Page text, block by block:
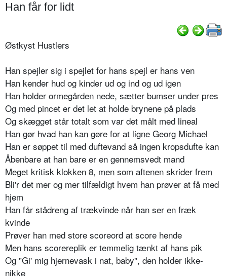
Han får for lidt
Østkyst Hustlers
Han spejler sig i spejlet for hans spejl er hans ven
Han kender hud og kinder ud og ind og ud igen
Han holder ormegården nede, sætter bumser under pres
Og med pincet er det let at holde brynene på plads
Og skægget står totalt som var det målt med lineal
Han gør hvad han kan gøre for at ligne Georg Michael
Han er søppet til med duftevand så ingen kropsdufte kan
Åbenbare at han bare er en gennemsvedt mand
Meget kritisk klokken 8, men som aftenen skrider frem
Bli'r det mer og mer tilfældigt hvem han prøver at få med
hjem
Han får stådreng af trækvinde når han ser en fræk
kvinde
Prøver han med store scoreord at score hende
Men hans scorereplik er temmelig tænkt af hans pik
Og "Gi' mig hjernevask i nat, baby", den holder ikke-
nikke